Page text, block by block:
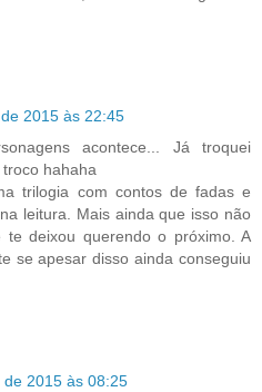
2015 às 22:45
acontece... Já troquei
hahaha
trilogia com contos de fadas e
leitura. Mais ainda que isso não
te deixou querendo o próximo. A
se apesar disso ainda conseguiu
de 2015 às 08:25